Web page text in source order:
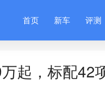
首页 新车 评测
起，标配42